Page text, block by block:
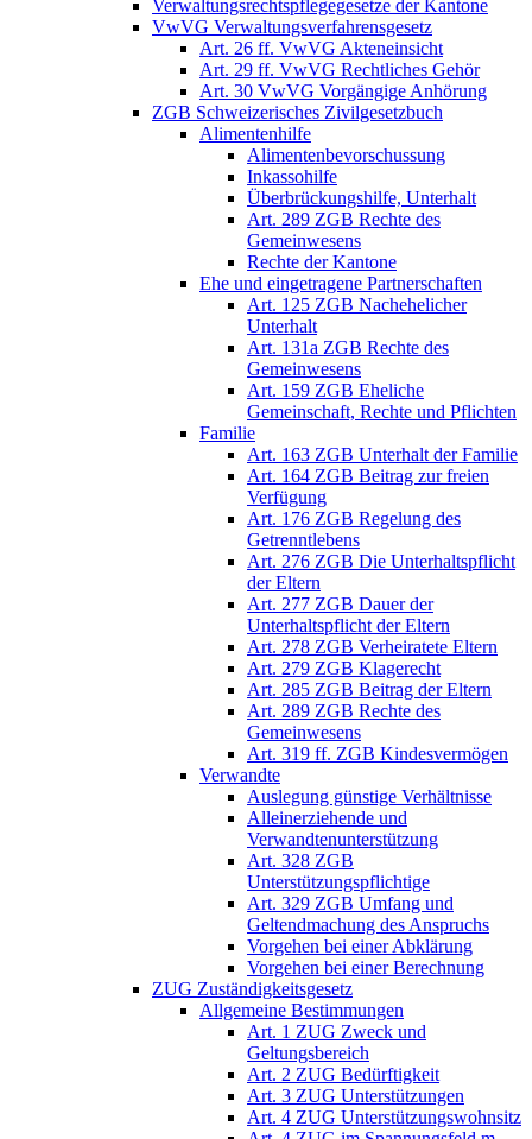
Verwaltungsrechtspflegegesetze der Kantone
VwVG Verwaltungsverfahrensgesetz
Art. 26 ff. VwVG Akteneinsicht
Art. 29 ff. VwVG Rechtliches Gehör
Art. 30 VwVG Vorgängige Anhörung
ZGB Schweizerisches Zivilgesetzbuch
Alimentenhilfe
Alimentenbevorschussung
Inkassohilfe
Überbrückungshilfe, Unterhalt
Art. 289 ZGB Rechte des
Gemeinwesens
Rechte der Kantone
Ehe und eingetragene Partnerschaften
Art. 125 ZGB Nachehelicher
Unterhalt
Art. 131a ZGB Rechte des
Gemeinwesens
Art. 159 ZGB Eheliche
Gemeinschaft, Rechte und Pflichten
Familie
Art. 163 ZGB Unterhalt der Familie
Art. 164 ZGB Beitrag zur freien
Verfügung
Art. 176 ZGB Regelung des
Getrenntlebens
Art. 276 ZGB Die Unterhaltspflicht
der Eltern
Art. 277 ZGB Dauer der
Unterhaltspflicht der Eltern
Art. 278 ZGB Verheiratete Eltern
Art. 279 ZGB Klagerecht
Art. 285 ZGB Beitrag der Eltern
Art. 289 ZGB Rechte des
Gemeinwesens
Art. 319 ff. ZGB Kindesvermögen
Verwandte
Auslegung günstige Verhältnisse
Alleinerziehende und
Verwandtenunterstützung
Art. 328 ZGB
Unterstützungspflichtige
Art. 329 ZGB Umfang und
Geltendmachung des Anspruchs
Vorgehen bei einer Abklärung
Vorgehen bei einer Berechnung
ZUG Zuständigkeitsgesetz
Allgemeine Bestimmungen
Art. 1 ZUG Zweck und
Geltungsbereich
Art. 2 ZUG Bedürftigkeit
Art. 3 ZUG Unterstützungen
Art. 4 ZUG Unterstützungswohnsitz